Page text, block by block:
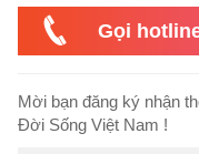
Gọi
Mời bạn đăng ký nhận
Đời Sống Việt Nam !